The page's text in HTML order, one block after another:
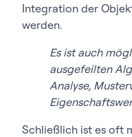
Integration der
werden.
Es ist auch
ausgefeilten
Analyse,
Schließlich ist es oft